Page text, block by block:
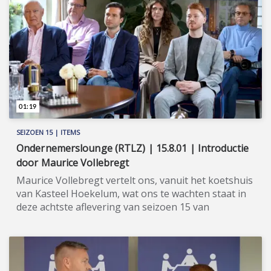
SEIZOEN 15 | ITEMS
Ondernemerslounge (RTLZ) | 15.8.01 | Introductie
door Maurice Vollebregt
Maurice Vollebregt vertelt ons, vanuit het koetshuis
van Kasteel Hoekelum, wat ons te wachten staat in
deze achtste aflevering van seizoen 15 van
geschiedenis van Kasteel Hoekelum te Bennekom,
nabij Ede, gaan we terug naar de veertiende eeuw.
Toen telde het landgoed maar liefst 2.000 hectare! In
01:19